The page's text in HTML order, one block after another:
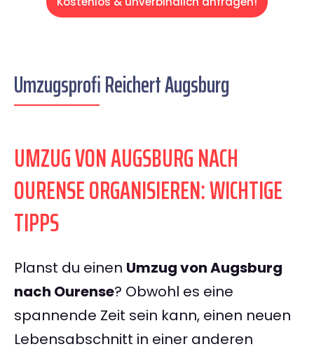
Umzugsprofi Reichert Augsburg
UMZUG VON AUGSBURG NACH
OURENSE ORGANISIEREN: WICHTIGE
TIPPS
Planst du einen Umzug von Augsburg
nach Ourense? Obwohl es eine
spannende Zeit sein kann, einen neuen
Lebensabschnitt in einer anderen